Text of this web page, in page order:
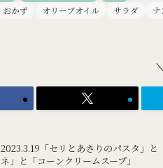
おかず オリーブオイル サラダ
2023.3.19「セリとあさりのパスタ」と
ネ」と「コーンクリームスープ」